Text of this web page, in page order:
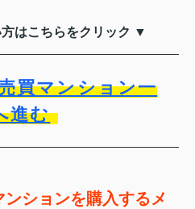
はこちらをクリック ▼
買マンション一
進む
ションを購入するメ